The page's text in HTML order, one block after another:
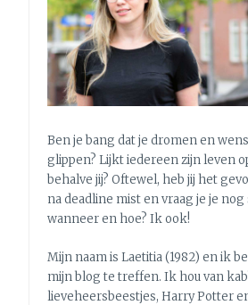
Ben je bang dat je dromen en
glippen? Lijkt iedereen zijn leven
behalve jij? Oftewel, heb jij het
na deadline mist en vraag je je nog
wanneer en hoe? Ik ook!
Mijn naam is Laetitia (1982) en ik
mijn blog te treffen. Ik hou van
lieveheersbeestjes, Harry Potter